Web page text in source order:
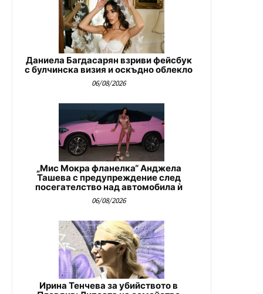
Даниела Багдасарян взриви фейсбук
с булчинска визия и оскъдно облекло
06/08/2026
„Мис Мокра фланелка“ Анджела
Ташева с предупреждение след
посегателство над автомобила ѝ
06/08/2026
Ирина Тенчева за убийството в